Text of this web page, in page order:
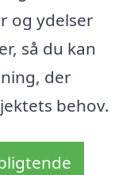
og ydelser
så du kan
der
behov.